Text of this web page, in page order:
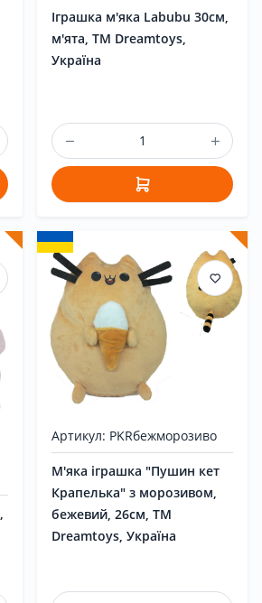
Вхід | Реєстрація
Іграшка м'яка Labubu 30см,
м'ята, ТМ Dreamtoys,
Україна
Артикул: PKRбежморозиво
М'яка іграшка "Пушин кет
Крапелька" з морозивом,
бежевий, 26см, ТМ
Dreamtoys, Україна